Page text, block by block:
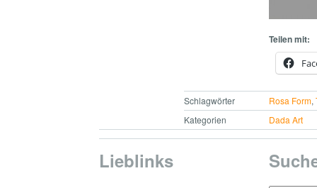
Teilen mit:
Schlagwörter Rosa Form,
Kategorien
Dada Art
Lieblinks